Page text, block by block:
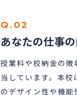
あなたの仕事
授業料や校納金の
当しています。本
のデザイン性や機